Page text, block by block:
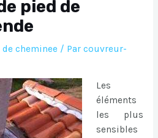
pied de
cheminee/ Par couvreur-
Les
éléments
les plus
sensibles